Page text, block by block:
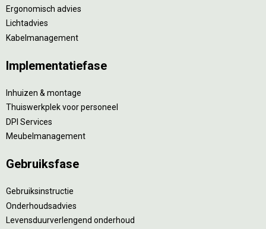
Ergonomisch advies
Lichtadvies
Kabelmanagement
Implementatiefase
Inhuizen & montage
Thuiswerkplek voor personeel
DPI Services
Meubelmanagement
Gebruiksfase
Gebruiksinstructie
Onderhoudsadvies
Levensduurverlengend onderhoud